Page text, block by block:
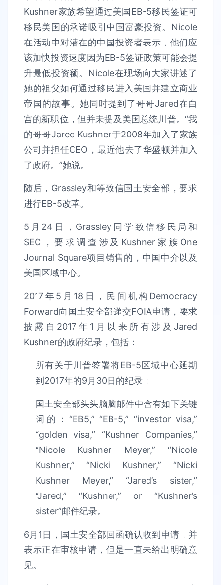
Kushner家族希望通过美国EB-5移民签证可
移民美国的承诺吸引中国富豪投资。Nicole
在活动中对潜在的中国投资者表示，他们应
该加快投资速度因为EB-5签证政策可能会提
升最低投资额。Nicole在现场向大家讲述了
她的祖父如何通过移民进入美国并建立商业
帝国的故事。她同时提到了哥哥Jared在白
宫的新职位，但并未提及美国总统川普。“我
的哥哥Jared Kushner于2008年加入了家族
公司并担任CEO，最近他去了华盛顿并加入
了政府。”她说。
随后，Grassley和等致信国土安全部，要求
进行EB-5改革。
5月24日，Grassley同学致信移民局和
SEC，要求调查涉及Kushner家族One
Journal Square项目销售的，中国中介以及
美国区域中心。
2017年5月18日，民间机构Democracy
Forward向国土安全部递交FOIA申请，要求
披露自2017年1月以来所有涉及Jared
Kushner的政府纪录，包括：
所有关于川普签署将EB-5区域中心延期
到2017年的9月30日的纪录；
国土安全部头头脑脑邮件中含有如下关键
词的：“EB5,” “EB-5,” “investor visa,”
“golden visa,” “Kushner Companies,”
“Nicole Kushner Meyer,” “Nicole
Kushner,” “Nicki Kushner,” “Nicki
Kushner Meyer,” “Jared’s sister,”
“Jared,” “Kushner,” or “Kushner’s
sister”邮件纪录。
6月1日，国土安全部回函确认收到申请，并
表示正在审核申请，但是一直未给出明确意
见。